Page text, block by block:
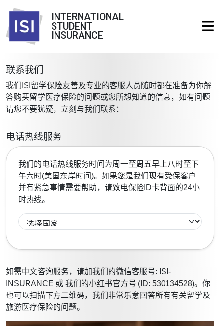
INTERNATIONAL
STUDENT
INSURANCE
联系我们
我们ISI留学保险友善及专业的客服人员随时都在准备为你解
答购买留学医疗保险的问题或您所想知道的信息，如有问题
请您不要犹疑，立刻与我们联系：
电话热线服务
我们的电话热线服务时间为周一至周五早上八时至下
午六时(美国东岸时间)。如果您是我们现有受保客户
并有紧急事情需要帮助，请致电保险ID卡背面的24小
时热线。
如需中文咨询服务，请加我们的微信客服号: ISI-
INSURANCE 或 我们的小红书官方号 (ID: 530134528)。你
也可以扫描下方二维码，我们非常乐意回答所有有关留学及
旅游医疗保险的问题。